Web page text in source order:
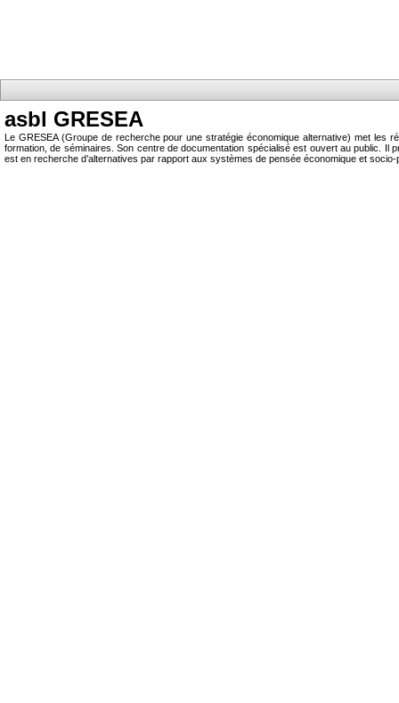
asbl GRESEA
Le GRESEA (Groupe de recherche pour une stratégie économique alternative) met les
formation, de séminaires. Son centre de documentation spécialisé est ouvert au public.
est en recherche d’alternatives par rapport aux systèmes de pensée économique et socio-